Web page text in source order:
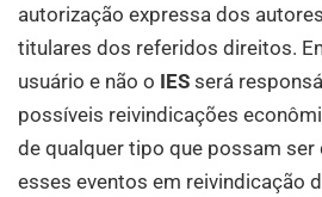
autorização expressa dos
titulares dos referidos direitos.
usuário e não o IES será
possíveis reivindicações
de qualquer tipo que possam ser
esses eventos em reivindicação